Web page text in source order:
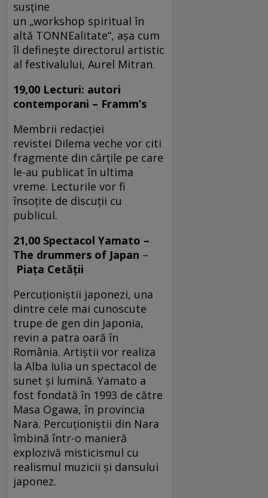
susține
un „workshop spiritual în
altă TONNEalitate“, așa cum
îl definește directorul artistic
al festivalului, Aurel Mitran.
19,00 Lecturi: autori
contemporani – Framm’s
Membrii redacției
revistei Dilema veche vor citi
fragmente din cărțile pe care
le-au publicat în ultima
vreme. Lecturile vor fi
însoțite de discuții cu
publicul.
21,00 Spectacol Yamato –
The drummers of Japan –
Piața Cetății
Percuţioniştii japonezi, una
dintre cele mai cunoscute
trupe de gen din Japonia,
revin a patra oară în
România. Artiştii vor realiza
la Alba Iulia un spectacol de
sunet și lumină. Yamato a
fost fondată în 1993 de către
Masa Ogawa, în provincia
Nara. Percuţioniştii din Nara
îmbină într-o manieră
explozivă misticismul cu
realismul muzicii şi dansului
japonez.